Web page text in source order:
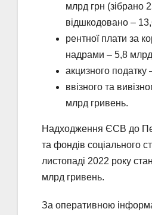
млрд грн (зібрано
відшкодовано –
рентної плати за
надрами – 5,8
акцизного податку
ввізного та
млрд гривень.
Надходження ЄСВ до
та фондів соціального
листопаді 2022 року
млрд гривень.
За оперативною